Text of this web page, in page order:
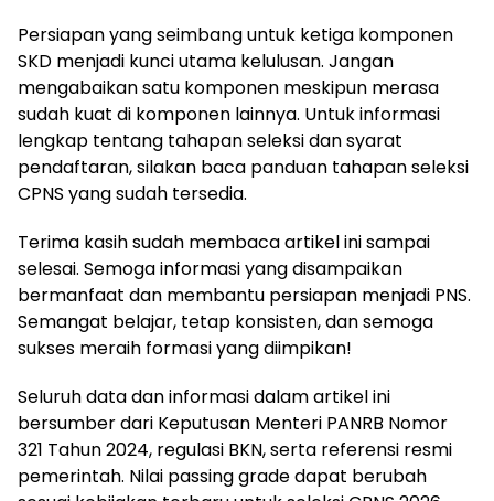
Persiapan yang seimbang untuk ketiga komponen
SKD menjadi kunci utama kelulusan. Jangan
mengabaikan satu komponen meskipun merasa
sudah kuat di komponen lainnya. Untuk informasi
lengkap tentang tahapan seleksi dan syarat
pendaftaran, silakan baca panduan tahapan seleksi
CPNS yang sudah tersedia.
Terima kasih sudah membaca artikel ini sampai
selesai. Semoga informasi yang disampaikan
bermanfaat dan membantu persiapan menjadi PNS.
Semangat belajar, tetap konsisten, dan semoga
sukses meraih formasi yang diimpikan!
Seluruh data dan informasi dalam artikel ini
bersumber dari Keputusan Menteri PANRB Nomor
321 Tahun 2024, regulasi BKN, serta referensi resmi
pemerintah. Nilai passing grade dapat berubah